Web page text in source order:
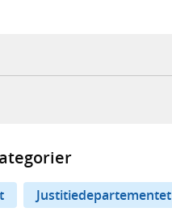
flik, extern webbplats,
öppnar din e-postklient,
Justitiedepartementet